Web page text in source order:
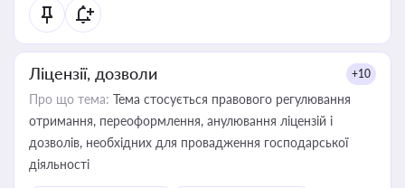
Ліцензії, дозволи +10
Про що тема: Тема стосується правового регулювання
отримання, переоформлення, анулювання ліцензій і
дозволів, необхідних для провадження господарської
діяльності